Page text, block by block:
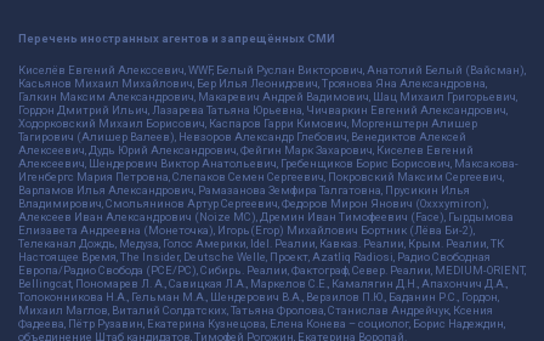
Перечень иностранных агентов и запрещённых СМИ
Киселёв Евгений Алекссевич, WWF, Белый Руслан Викторович, Анатолий Белый (Вайсман),
Касьянов Михаил Михайлович, Бер Илья Леонидович, Троянова Яна Александровна,
Галкин Максим Александрович, Макаревич Андрей Вадимович, Шац Михаил Григорьевич,
Гордон Дмитрий Ильич, Лазарева Татьяна Юрьевна, Чичваркин Евгений Александрович,
Ходорковский Михаил Борисович, Каспаров Гарри Кимович, Моргенштерн Алишер
Тагирович (Алишер Валеев), Невзоров Александр Глебович, Венедиктов Алексей
Алексеевич, Дудь Юрий Александрович, Фейгин Марк Захарович, Киселев Евгений
Алексеевич, Шендерович Виктор Анатольевич, Гребенщиков Борис Борисович, Максакова-
Игенбергс Мария Петровна, Слепаков Семен Сергеевич, Покровский Максим Сергеевич,
Варламов Илья Александрович, Рамазанова Земфира Талгатовна, Прусикин Илья
Владимирович, Смольянинов Артур Сергеевич, Федоров Мирон Янович (Oxxxymiron),
Алексеев Иван Александрович (Noize MC), Дремин Иван Тимофеевич (Face), Гырдымова
Елизавета Андреевна (Монеточка), Игорь(Егор) Михайлович Бортник (Лёва Би-2),
Телеканал Дождь, Медуза, Голос Америки, Idel. Реалии, Кавказ. Реалии, Крым. Реалии, ТК
Настоящее Время, The Insider, Deutsche Welle, Проект, Azatliq Radiosi, Радио Свободная
Европа/Радио Свобода (PCE/PC), Сибирь. Реалии, Фактограф, Север. Реалии, MEDIUM-ORIENT,
Bellingcat, Пономарев Л. А., Савицкая Л.А., Маркелов С.Е., Камалягин Д.Н., Апахончич Д.А.,
Толоконникова Н.А., Гельман М.А., Шендерович В.А., Верзилов П.Ю., Баданин Р.С., Гордон,
Михаил Маглов, Виталий Солдатских, Татьяна Фролова, Станислав Андрейчук, Ксения
Фадеева, Пётр Рузавин, Екатерина Кузнецова, Елена Конева – социолог, Борис Надеждин,
объединение Штаб кандидатов, Тимофей Рогожин, Екатерина Воропай.